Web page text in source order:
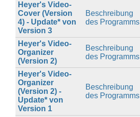
Heyer's Video-
Cover (Version
4) - Update* von
Version 3
Beschreibung
des Programms
Heyer's Video-
Organizer
(Version 2)
Beschreibung
des Programms
Heyer's Video-
Organizer
(Version 2) -
Update* von
Version 1
Beschreibung
des Programms